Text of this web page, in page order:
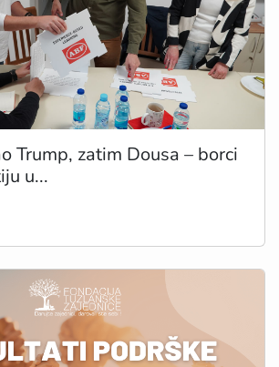
Trump, zatim Dousa – borci
u...